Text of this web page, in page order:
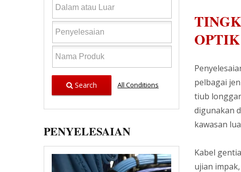
Search All Conditions
PENYELESAIAN
pelbagai
tiub
digunakan
kawasan
Kabel
ujian